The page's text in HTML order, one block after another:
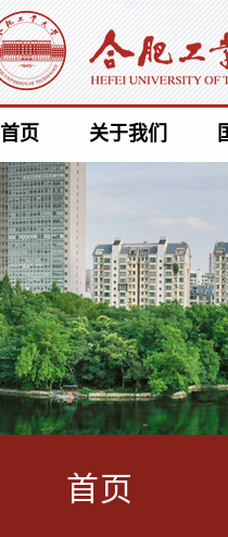
首页 关于我们
首页